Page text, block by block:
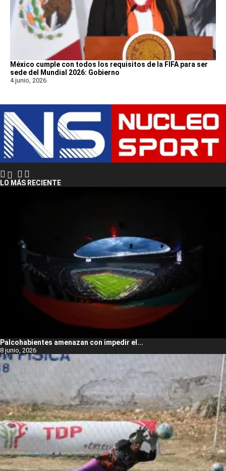
México cumple con todos los requisitos de la FIFA para ser
sede del Mundial 2026: Gobierno
4 junio, 2026
LO MÁS RECIENTE
Palcohabientes amenazan con impedir el...
8 junio, 2026